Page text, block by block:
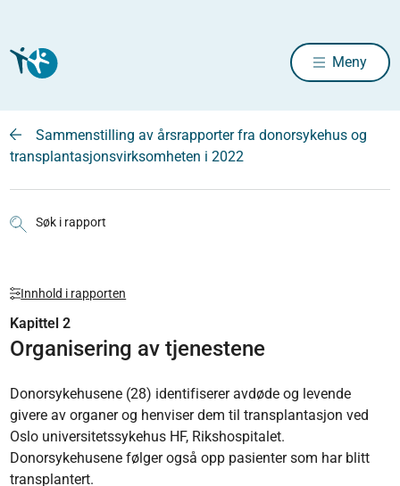
Meny
Sammenstilling av årsrapporter fra donorsykehus og
transplantasjonsvirksomheten i 2022
Søk i rapport
Innhold i rapporten
Kapittel 2
Organisering av tjenestene
Donorsykehusene (28) identifiserer avdøde og levende
givere av organer og henviser dem til transplantasjon ved
Oslo universitetssykehus HF, Rikshospitalet.
Donorsykehusene følger også opp pasienter som har blitt
transplantert.